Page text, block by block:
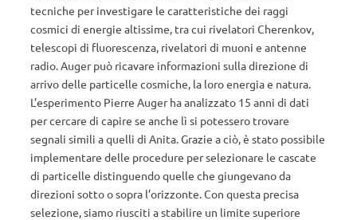
tecniche per investigare le caratteristiche dei raggi
cosmici di energie altissime, tra cui rivelatori Cherenkov,
telescopi di fluorescenza, rivelatori di muoni e antenne
radio. Auger può ricavare informazioni sulla direzione di
arrivo delle particelle cosmiche, la loro energia e natura.
L’esperimento Pierre Auger ha analizzato 15 anni di dati
per cercare di capire se anche lì si potessero trovare
segnali simili a quelli di Anita. Grazie a ciò, è stato possibile
implementare delle procedure per selezionare le cascate
di particelle distinguendo quelle che giungevano da
direzioni sotto o sopra l’orizzonte. Con questa precisa
selezione, siamo riusciti a stabilire un limite superiore